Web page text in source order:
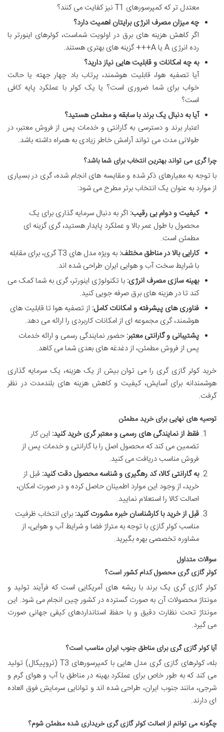
معتدل تر که کمپرسورهای T1 نیز کفایت می کنند؟
چه میزان مصرف انرژی برایتان اهمیت دارد؟
اگر کاهش هزینه های برق در اولویت شماست، کولرهای اینورتر با
رده انرژی A یا A+++ گزینه های بهتری هستند.
به چه امکانات و قابلیت هایی نیاز دارید؟
آیا تصفیه هوا، قابلیت هوشمند، پرتاب باد چهار جهته یا حالت
خواب برای شما ضروری است؟ یا یک کولر با عملکرد پایه کافی
است؟
آیا به دنبال یک برند با سابقه و مطمئن هستید؟
اعتبار برند و دسترسی به گارانتی و خدمات پس از فروش معتبر، در
طولانی مدت می تواند آرامش خاطر زیادی به همراه داشته باشد.
چرا گری می تواند بهترین انتخاب برای شما باشد؟
با توجه به معیارهای ذکر شده و مقایسه های انجام شده، گری در بسیاری
از موارد به عنوان یک انتخاب برتر مطرح می شود:
کیفیت و دوام بی رقیب: اگر به دنبال سرمایه گذاری برای یک
محصول با طول عمر بالا و عملکرد پایدار هستید، گری گزینه ای
مطمئن است.
کارایی بالا در مناطق مختلف:
به ویژه مدل های T3 گری، برای مقابله
با شرایط سخت آب و هوایی ایران طراحی شده اند.
بهینه سازی مصرف انرژی: با تکنولوژی اینورتر، گری به شما کمک می
کند تا در هزینه های برق صرفه جویی کنید.
فناوری های پیشرفته و امکانات کامل: از تصفیه هوا تا قابلیت های
هوشمند، گری مجموعه ای از امکانات کاربردی را ارائه می دهد.
پشتیبانی و گارانتی معتبر: حضور نمایندگی رسمی و ارائه خدمات
پس از فروش مطمئن، از دغدغه های بعدی شما می کاهد.
خرید کولر گازی گری را می توان بیش از یک هزینه، یک سرمایه گذاری
هوشمندانه برای آسایش، کیفیت و کاهش هزینه های بلندمدت در نظر
گرفت.
توصیه های نهایی برای خرید مطمئن
فقط از نمایندگی های رسمی و معتبر گری خرید کنید: این کار
تضمین می کند که محصول اصل را با گارانتی و خدمات پس از
فروش مناسب دریافت می کنید.
به گارانتی کالا، کد رهگیری و شناسه محصول دقت کنید: قبل از
خرید، از وجود این موارد اطمینان حاصل کرده و در صورت امکان،
اصالت کالا را استعلام نمایید.
قبل از خرید با کارشناسان خبره مشورت کنید: برای انتخاب ظرفیت
مناسب کولر گازی با توجه به متراژ فضا و شرایط آب و هوایی، از
مشاوره تخصصی بهره بگیرید.
سوالات متداول
کولر گازی گری محصول کدام کشور است؟
کولر گازی گری یک برند با ریشه های آمریکایی است که فرآیند تولید و
مونتاژ محصولات آن به صورت گسترده در کشور چین انجام می شود. این
مونتاژ تحت نظارت دقیق و با حفظ استانداردهای کیفی جهانی صورت
می گیرد.
آیا کولر گازی گری برای مناطق جنوب ایران مناسب است؟
بله، کولرهای گازی گری مدل هایی با کمپرسورهای T3 (تروپیکال) تولید
می کند که به طور خاص برای عملکرد بهینه در مناطق با آب و هوای گرم و
شرجی، مانند جنوب ایران، طراحی شده اند و توانایی سرمایش فوق العاده
ای دارند.
چگونه می توانم از اصالت کولر گازی گری خریداری شده مطمئن شوم؟